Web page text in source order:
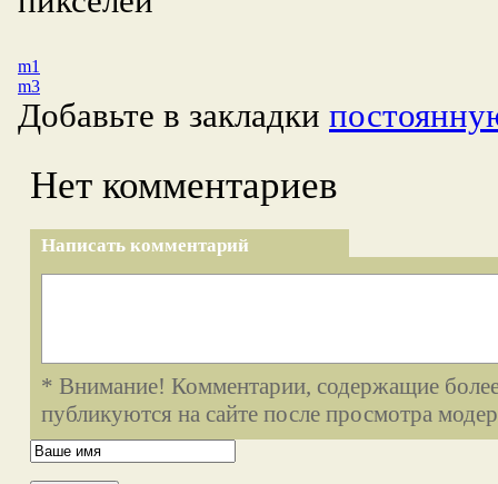
m1
m3
Добавьте в закладки
Нет комментариев
Написать комментарий
* Внимание! Комментарии, содержащие
публикуются на сайте после просмотра